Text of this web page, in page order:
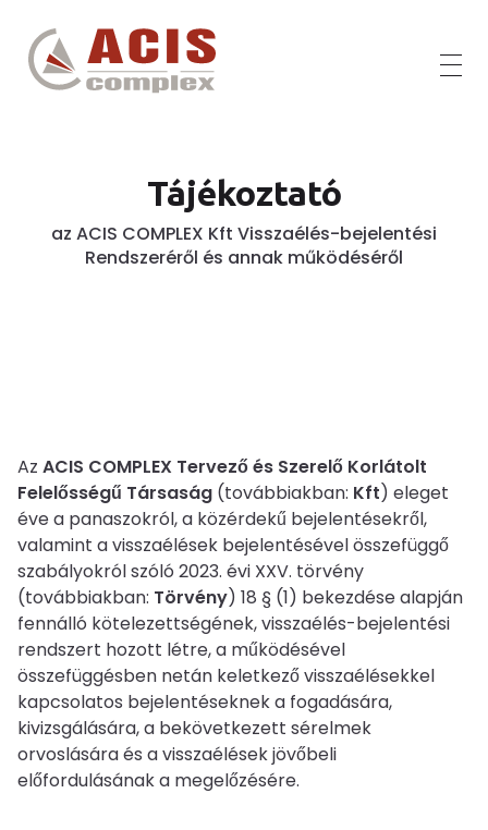
Tájékoztató
az ACIS COMPLEX Kft Visszaélés-bejelentési
Rendszeréről és annak működéséről
Az ACIS COMPLEX Tervező és Szerelő Korlátolt
Felelősségű Társaság (továbbiakban: Kft) eleget
éve a panaszokról, a közérdekű bejelentésekről,
valamint a visszaélések bejelentésével összefüggő
szabályokról szóló 2023. évi XXV. törvény
(továbbiakban: Törvény) 18 § (1) bekezdése alapján
fennálló kötelezettségének, visszaélés-bejelentési
rendszert hozott létre, a működésével
összefüggésben netán keletkező visszaélésekkel
kapcsolatos bejelentéseknek a fogadására,
kivizsgálására, a bekövetkezett sérelmek
orvoslására és a visszaélések jövőbeli
előfordulásának a megelőzésére.